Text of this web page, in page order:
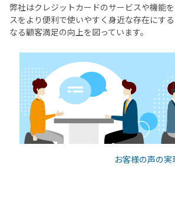
弊社はクレジットカードのサービスや機能
スをより便利で使いやすく身近な存在にす
なる顧客満足の向上を図っています。
お客様の声の